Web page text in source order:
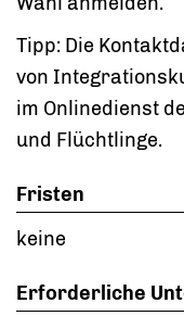
Tipp: Die
von
im Onlinedienst
und Flüchtlinge.
Fristen
keine
Erforderliche